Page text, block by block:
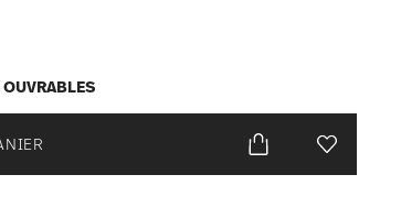
Liste de